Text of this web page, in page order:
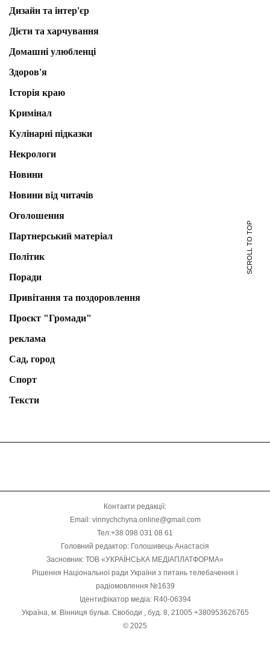
Дизайн та інтер'єр
Дієти та харчування
Домашні улюбленці
Здоров'я
Історія краю
Кримінал
Кулінарні підказки
Некрологи
Новини
Новини від читачів
Оголошення
Партнерський матеріал
Політик
Поради
Привітання та поздоровлення
Проєкт "Громади"
реклама
Сад, город
Спорт
Тексти
SCROLL TO TOP
Контакти редакції:
Email: vinnychchyna.online@gmail.com
Тел:+38 098 031 08 61
Головний редактор: Голошивець Анастасія
Засновник: ТОВ «УКРАЇНСЬКА МЕДІАПЛАТФОРМА»
Рішення Національної ради України з питань телебачення і
радіомовлення №1639
Ідентифікатор медіа: R40-06394
Україна, м. Вінниця бульв. Свободи , буд. 8, 21005 +380953626765
© 2025